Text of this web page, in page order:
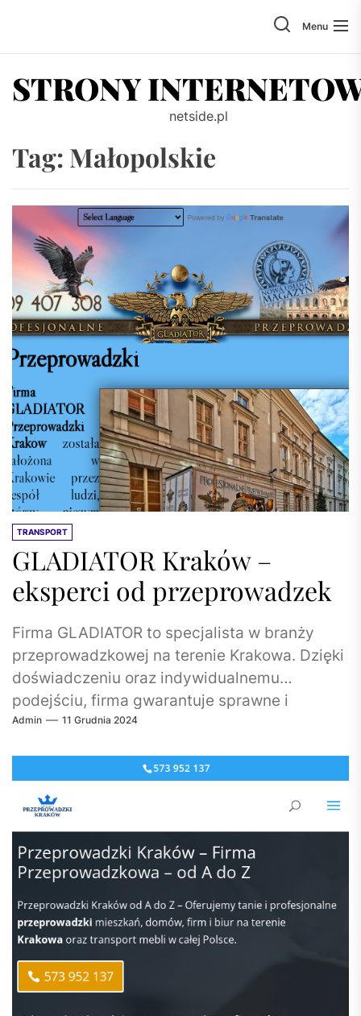
Menu
STRONY
netside.pl
Tag: Małopolskie
TRANSPORT
GLADIATOR Kraków –
eksperci od przeprowadzek
Firma GLADIATOR to specjalista w branży
przeprowadzkowej na terenie Krakowa. Dzięki
doświadczeniu oraz indywidualnemu
podejściu, firma gwarantuje sprawne i
komfortowe przeprowadzki mieszkań.
Admin 11 Grudnia 2024